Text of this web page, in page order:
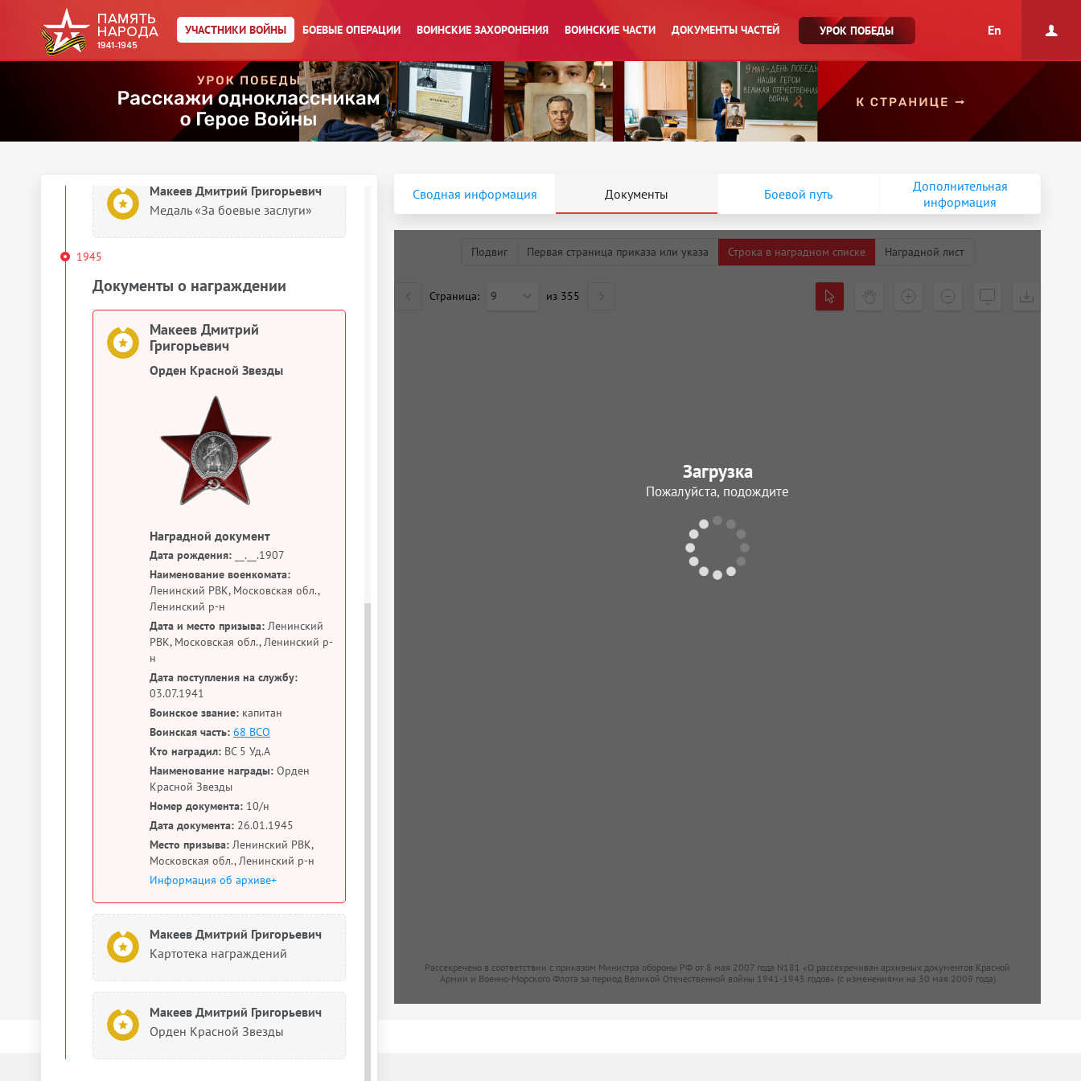
УЧАСТНИКИ ВОЙНЫ БОЕВЫЕ ОПЕРАЦИИ ВОИНСКИЕ ЗАХОРОНЕНИЯ ВОИНСКИЕ ЧАСТИ ДОКУМЕНТЫ ЧАСТЕЙ УРОК ПОБЕДЫ En
Учетно-послужная картотека
Документы о награждении
Макеев Дмитрий Григорьевич
Медаль «За боевые заслуги»
1945
Документы о награждении
Макеев Дмитрий
Григорьевич
Орден Красной Звезды
Наградной документ
Дата рождения: __.__.1907
Наименование военкомата:
Ленинский РВК, Московская обл.,
Ленинский р-н
Дата и место призыва: Ленинский
РВК, Московская обл., Ленинский р-
н
Дата поступления на службу:
03.07.1941
Воинское звание: капитан
Воинская часть: 68 ВСО
Кто наградил: ВС 5 Уд.А
Наименование награды: Орден
Красной Звезды
Номер документа: 10/н
Дата документа: 26.01.1945
Место призыва: Ленинский РВК,
Московская обл., Ленинский р-н
Информация об архиве+
Макеев Дмитрий Григорьевич
Картотека награждений
Макеев Дмитрий Григорьевич
Орден Красной Звезды
Сводная информация Документы Боевой путь
Дополнительная
информация
Подвиг Первая страница приказа или указа Строка в наградном списке Наградной лист
Страница: 9 из 355
Рассекречено в соответствии с приказом Министра обороны РФ от 8 мая 2007 года N181 «О рассекречиван архивных документов Красной
Армии и Военно-Морского Флота за период Великой Отечественной войны 1941-1945 годов» (с изменениями на 30 мая 2009 года)
Загрузка
Пожалуйста, подождите